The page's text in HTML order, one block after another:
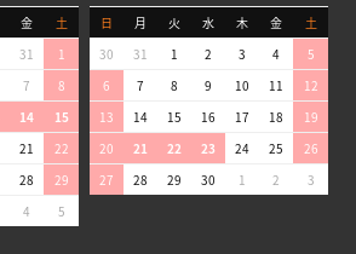
金
土
31
1
7
8
14
15
21
22
28
29
4 5
日 月 火 水 木 金
土
30
31 1 2 3 4
5
6
7 8 9 10 11
12
13
14 15 16 17 18
19
20
21 22 23 24 25
26
27
28 29 30 1 2 3